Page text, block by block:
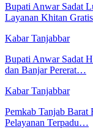
Bupati Anwar Sadat
Layanan Khitan
Kabar Tanjabbar
Bupati Anwar Sadat
dan Banjar Pererat…
Kabar Tanjabbar
Pemkab Tanjab
Pelayanan Terpadu…